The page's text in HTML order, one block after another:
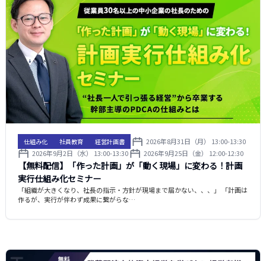
仕組み化 社員教育 経営計画書
2026年8月31日（月） 13:00-13:30
2026年9月2日（水） 13:00-13:30
2026年9月25日（金） 12:00-12:30
【無料配信】「作った計画」が「動く現場」に変わる！計画
実行仕組み化セミナー
「組織が大きくなり、社長の指示・方針が現場まで届かない、、、」 「計画は
作るが、実行が伴わず成果に繋がらな…